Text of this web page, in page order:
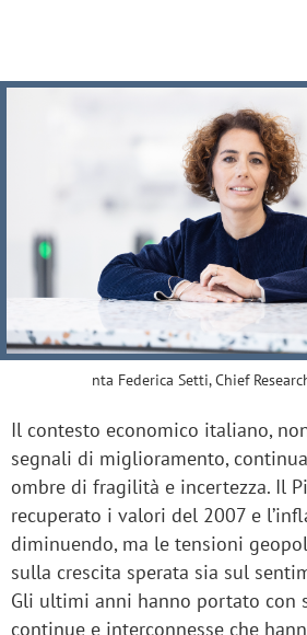
nta Federica Setti, Chief
Il contesto economico italiano,
segnali di miglioramento,
ombre di fragilità e incertezza. Il
recuperato i valori del 2007 e
diminuendo, ma le tensioni
sulla crescita sperata sia sul
Gli ultimi anni hanno portato con
continue e interconnesse che